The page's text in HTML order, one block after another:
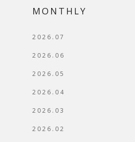
MONTHLY
2026.07
2026.06
2026.05
2026.04
2026.03
2026.02